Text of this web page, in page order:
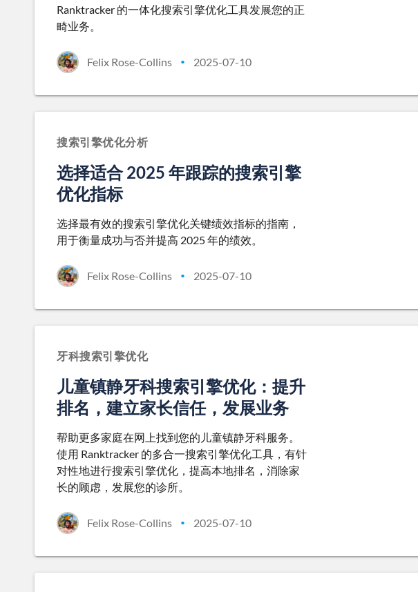
Ranktracker 的一体化搜索引擎优化工具发展您的正
畸业务。
Felix Rose-Collins • 2025-07-10
搜索引擎优化分析
选择适合 2025 年跟踪的搜索引擎
优化指标
选择最有效的搜索引擎优化关键绩效指标的指南，
用于衡量成功与否并提高 2025 年的绩效。
Felix Rose-Collins • 2025-07-10
牙科搜索引擎优化
儿童镇静牙科搜索引擎优化：提升
排名，建立家长信任，发展业务
帮助更多家庭在网上找到您的儿童镇静牙科服务。
使用 Ranktracker 的多合一搜索引擎优化工具，有针
对性地进行搜索引擎优化，提高本地排名，消除家
长的顾虑，发展您的诊所。
Felix Rose-Collins • 2025-07-10